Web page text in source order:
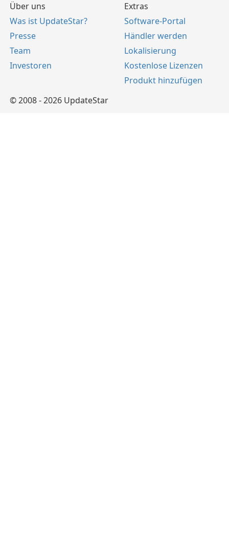
Über uns
Was ist UpdateStar?
Presse
Team
Investoren
Extras
Software-Portal
Händler werden
Lokalisierung
Kostenlose Lizenzen
Produkt hinzufügen
© 2008 - 2026 UpdateStar